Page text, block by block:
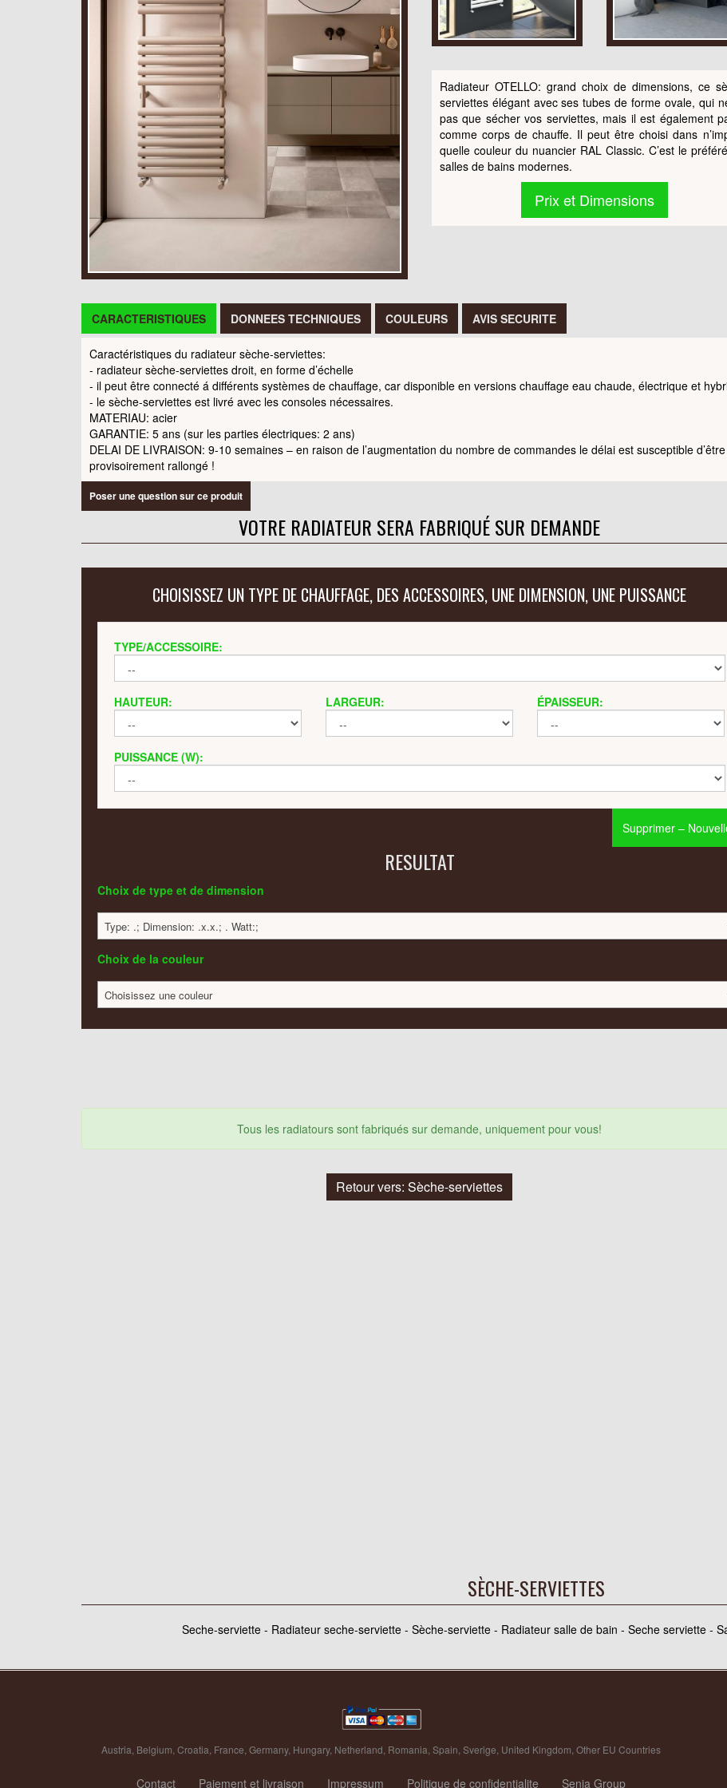
Radiateur OTELLO: grand choix de dimensions, ce
serviettes élégant avec ses tubes de forme ovale, qui
pas que sécher vos serviettes, mais il est également
comme corps de chauffe. Il peut être choisi dans
quelle couleur du nuancier RAL Classic. C’est le
salles de bains modernes.
Prix et Dimensions
CARACTERISTIQUES DONNEES TECHNIQUES COULEURS AVIS SECURITE
Caractéristiques du radiateur sèche-serviettes:
- radiateur sèche-serviettes droit, en forme d’échelle
- il peut être connecté á différents systèmes de chauffage, car disponible en versions chauffage eau chaude, électrique et
- le sèche-serviettes est livré avec les consoles nécessaires.
MATERIAU: acier
GARANTIE: 5 ans (sur les parties électriques: 2 ans)
DELAI DE LIVRAISON: 9-10 semaines – en raison de l’augmentation du nombre de commandes le délai est susceptible d’être
provisoirement rallongé !
Poser une question sur ce produit
VOTRE RADIATEUR SERA FABRIQUÉ SUR DEMANDE
CHOISISSEZ UN TYPE DE CHAUFFAGE, DES ACCESSOIRES, UNE DIMENSION, UNE PUISSANCE
TYPE/ACCESSOIRE:
HAUTEUR: LARGEUR: ÉPAISSEUR:
PUISSANCE (W):
Supprimer –
RESULTAT
Choix de type et de dimension
Type: .; Dimension: .x.x.; . Watt:;
Choix de la couleur
Choisissez une couleur
Tous les radiatours sont fabriqués sur demande, uniquement pour vous!
Retour vers: Sèche-serviettes
SÈCHE-SERVIETTES
Seche-serviette - Radiateur seche-serviette - Sèche-serviette - Radiateur salle de bain - Seche serviette -
Austria, Belgium,Croatia, France,Germany, Hungary, Netherland, Romania,Spain,Sverige, United Kingdom,Other EU Countries
Contact Paiement et livraison Impressum Politique de confidentialite Senia Group